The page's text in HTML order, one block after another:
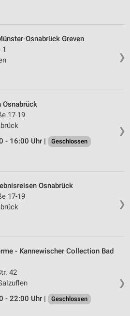
❯
Osnabrück Greven
❯
Osnabrück
17-19
- 16:00 Uhr |
Geschlossen
❯
Osnabrück
17-19
❯
- Kannewischer Collection Bad
42
- 22:00 Uhr |
Geschlossen
Anbieter)
auf Informationen
Daten zur Auswahl von
personalisierte
zur Auswahl
Personalisierung
zur Auswahl
durch Statistiken oder
aus verschiedenen
Daten zur Auswahl von